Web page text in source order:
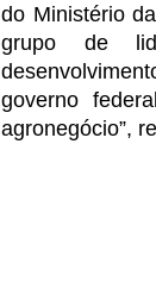
do Ministério
grupo de
governo
agronegócio”,